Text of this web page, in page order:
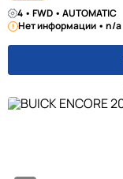
4 • FWD • AUTOMATIC
Нет информации • n/a